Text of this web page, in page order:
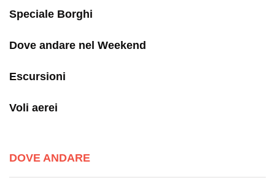
Speciale Borghi
Dove andare nel Weekend
Escursioni
Voli aerei
DOVE ANDARE